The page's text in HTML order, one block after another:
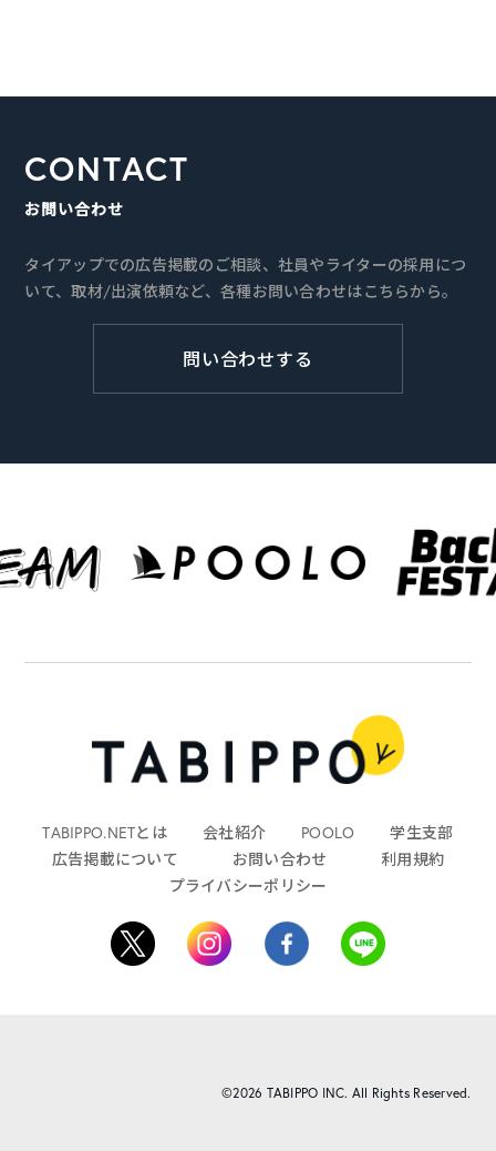
CONTACT
お問い合わせ
タイアップでの広告掲載のご相談、社員やライターの採用につ
いて、取材/出演依頼など、各種お問い合わせはこちらから。
問い合わせする
TABIPPO.NETとは 会社紹介 POOLO
学生支部
広告掲載について
お問い合わせ
利用規約
プライバシーポリシー
©2026 TABIPPO INC. All Rights Reserved.